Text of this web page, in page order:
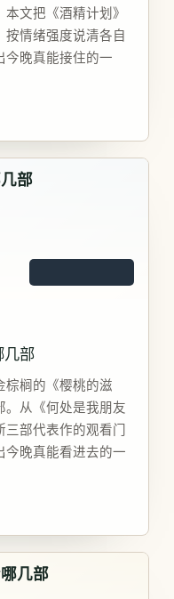
文把《酒精计划》
按情绪强度说清各自
今晚真能接住的一
部
几部
棕榈的《樱桃的滋
。从《何处是我朋友
三部代表作的观看门
晚真能看进去的一
几部